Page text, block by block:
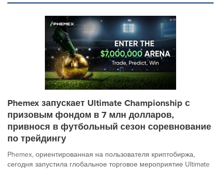
Phemex запускает Ultimate Championship с
призовым фондом в 7 млн долларов,
привнося в футбольный сезон соревнование
по трейдингу
Phemex, ориентированная на пользователя криптобиржа,
сегодня запустила глобальное торговое мероприятие Ultimate